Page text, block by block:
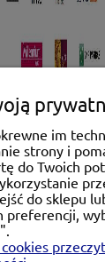
Pomoc
Moje konto
i
im
strony i
do Twoich
do sklepu
preferencji,